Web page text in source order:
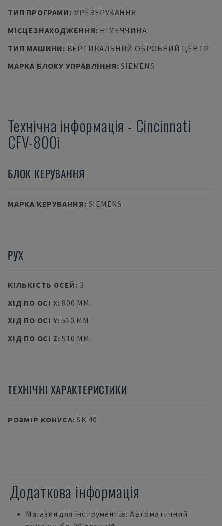
ТИП ПРОГРАМИ: ФРЕЗЕРУВАННЯ
МІСЦЕЗНАХОДЖЕННЯ: НІМЕЧЧИНА
ТИП МАШИНИ: ВЕРТИКАЛЬНИЙ ОБРОБНИЙ ЦЕНТР
МАРКА БЛОКУ УПРАВЛІННЯ:SIEMENS
Технічна інформація - Cincinnati
CFV-800i
БЛОК КЕРУВАННЯ
МАРКА КЕРУВАННЯ: SIEMENS
РУХ
КІЛЬКІСТЬ ОСЕЙ: 3
ХІД ПО ОСІ X: 800 MM
ХІД ПО ОСІ Y:510 MM
ХІД ПО ОСІ Z:510 MM
ТЕХНІЧНІ ХАРАКТЕРИСТИКИ
РОЗМІР КОНУСА: SK 40
Додаткова інформація
Магазин для інструментів: Автоматичний